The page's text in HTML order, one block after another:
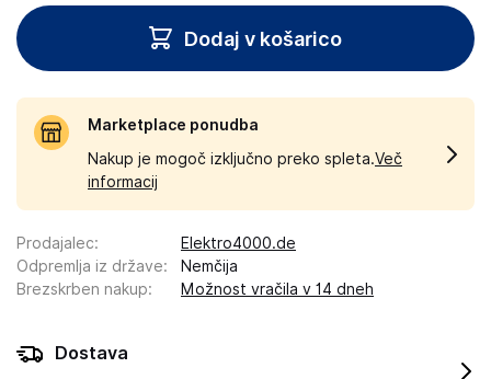
Dodaj v košarico
Marketplace ponudba
Nakup je mogoč izključno preko spleta.Več
informacij
Prodajalec:
Elektro4000.de
Odpremlja iz države:
Nemčija
Brezskrben nakup: Možnost vračila v 14 dneh
Dostava